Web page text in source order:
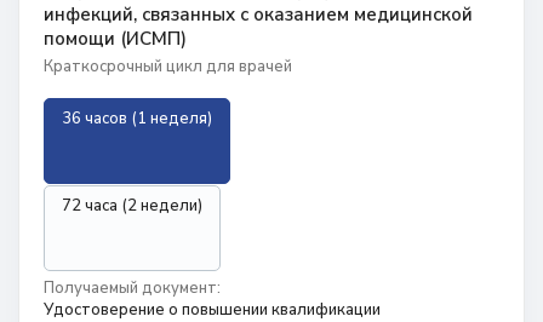
инфекций, связанных с оказанием медицинской
помощи (ИСМП)
Краткосрочный цикл для врачей
36 часов (1 неделя)
72 часа (2 недели)
Получаемый документ:
Удостоверение о повышении квалификации